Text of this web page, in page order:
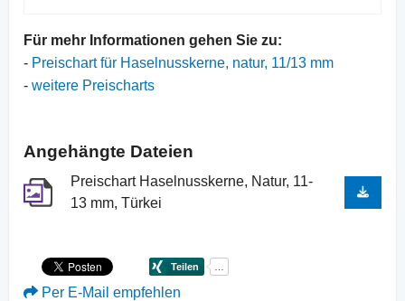
Für mehr Informationen gehen Sie zu:
- Preischart für Haselnusskerne, natur, 11/13 mm
- weitere Preischarts
Angehängte Dateien
Preischart Haselnusskerne, Natur, 11-
13 mm, Türkei
Per E-Mail empfehlen